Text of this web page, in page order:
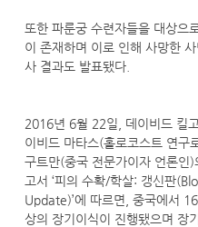
또한 파룬궁 수련자들을 대상으
이 존재하며 이로 인해 사망한
사 결과도 발표됐다.
2016년 6월 22일, 데이비드 킬
이비드 마타스(홀로코스트 연구
구트만(중국 전문가이자 언론인
고서 ‘피의 수확/학살: 갱신판
Update)’에 따르면, 중국에서
상의 장기이식이 진행됐으며 장